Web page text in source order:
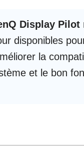
Display Pilot
disponibles
la
et le bon